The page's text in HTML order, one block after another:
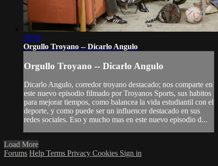
28:58
Orgullo Troyano -- Dicarlo Angulo
Orgullo Troyano -- Dicarlo Angulo
Dicarlo Angulo, corredor troyano destacado; nos comparte en
este nuevo episodio filmado por Troyanos Sports, sus habitos
para mejorar tiempos, como balancea la vida estudiantil con el
deporte, y como puede ser un influencer destacado en sus
redes sociales. Eso y mucho mas en este nuevo episodio d...
Load More
Forums Help Terms Privacy Cookies Sign in